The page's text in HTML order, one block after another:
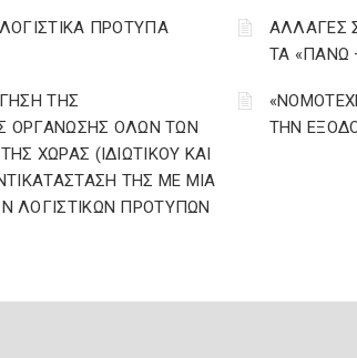
ΠΡΟΤΥΠΑ
ΑΛΛΑΓΕΣ
ΤΑ «ΠΑΝΩ
ΤΗΣ
ΟΡΓΑΝΩΣΗΣ ΟΛΩΝ ΤΩΝ
ΧΩΡΑΣ (ΙΔΙΩΤΙΚΟΥ ΚΑΙ
ΤΗΣ ΜΕ ΜΙΑ
ΛΟΓΙΣΤΙΚΩΝ ΠΡΟΤΥΠΩΝ
ΤΗΝ